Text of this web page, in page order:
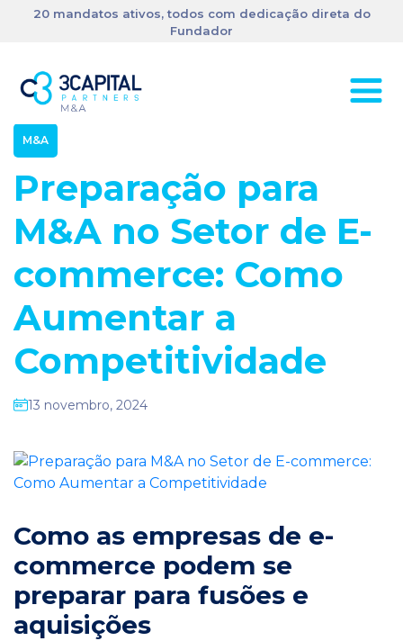
20 mandatos ativos, todos com dedicação direta do
Fundador
M&A
Preparação para
M&A no Setor de E-
commerce: Como
Aumentar a
Competitividade
13 novembro, 2024
Como as empresas de e-
commerce podem se
preparar para fusões e
aquisições